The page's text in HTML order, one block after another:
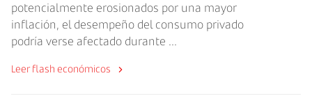
potencialmente erosionados por una mayor
inflación, el desempeño del consumo privado
podría verse afectado durante ...
Leer flash económicos